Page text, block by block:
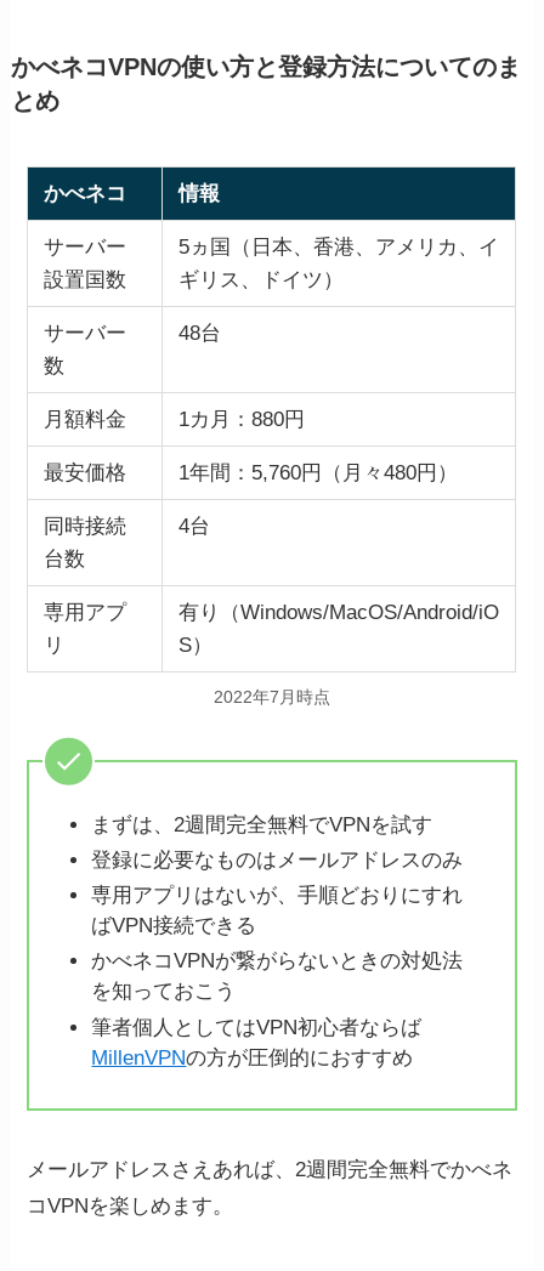
かべネコVPNの使い方と登録方法についてのま
とめ
かべネコ 情報
サーバー
設置国数
5ヵ国（日本、香港、アメリカ、イ
ギリス、ドイツ）
サーバー
数
48台
月額料金 1カ月：880円
最安価格 1年間：5,760円（月々480円）
同時接続
台数
4台
専用アプ
リ
有り（Windows/MacOS/Android/iO
S）
2022年7月時点
まずは、2週間完全無料でVPNを試す
登録に必要なものはメールアドレスのみ
専用アプリはないが、手順どおりにすれ
ばVPN接続できる
かべネコVPNが繋がらないときの対処法
を知っておこう
筆者個人としてはVPN初心者ならば
MillenVPNの方が圧倒的におすすめ
メールアドレスさえあれば、2週間完全無料でかべネ
コVPNを楽しめます。